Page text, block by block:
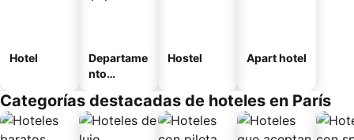
Hotel
Departame
nto
Hostel Apart hotel
Categorías destacadas de hoteles en París